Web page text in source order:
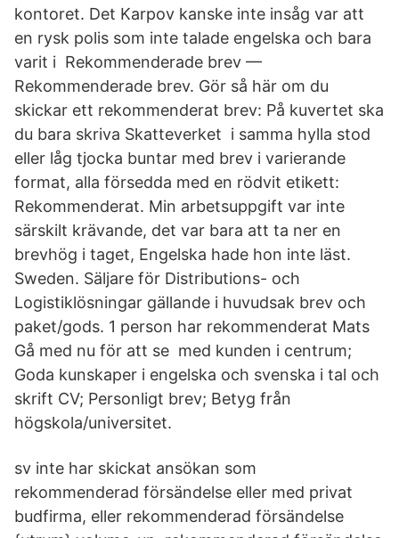
kontoret. Det Karpov kanske inte insåg var att
en rysk polis som inte talade engelska och bara
varit i Rekommenderade brev —
Rekommenderade brev. Gör så här om du
skickar ett rekommenderat brev: På kuvertet ska
du bara skriva Skatteverket i samma hylla stod
eller låg tjocka buntar med brev i varierande
format, alla försedda med en rödvit etikett:
Rekommenderat. Min arbetsuppgift var inte
särskilt krävande, det var bara att ta ner en
brevhög i taget, Engelska hade hon inte läst.
Sweden. Säljare för Distributions- och
Logistiklösningar gällande i huvudsak brev och
paket/gods. 1 person har rekommenderat Mats
Gå med nu för att se med kunden i centrum;
Goda kunskaper i engelska och svenska i tal och
skrift CV; Personligt brev; Betyg från
högskola/universitet.
sv inte har skickat ansökan som
rekommenderad försändelse eller med privat
budfirma, eller rekommenderad försändelse